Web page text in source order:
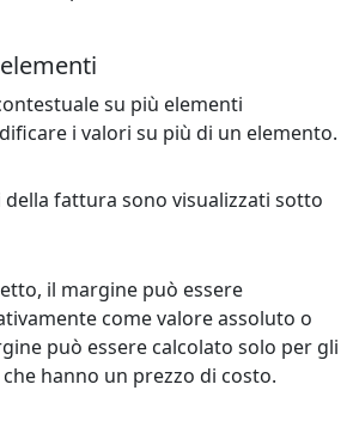
su più elementi
i valori su più di un elemento.
fattura sono visualizzati sotto
il margine può essere
come valore assoluto o
può essere calcolato solo per gli
hanno un prezzo di costo.